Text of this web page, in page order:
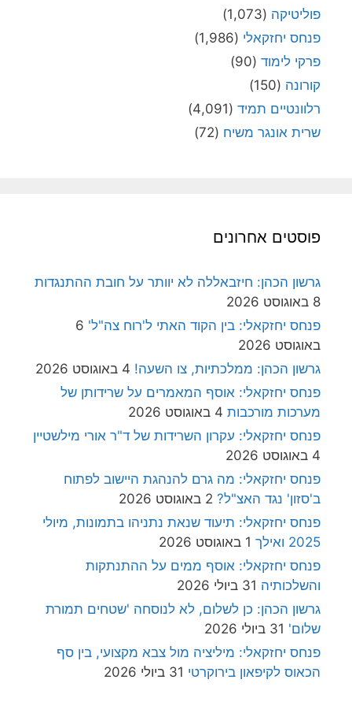
פוליטיקה (1,073)
פנחס יחזקאלי (1,986)
פרקי לימוד (90)
קורונה (150)
רלוונטיים תמיד (4,091)
שרית אונגר משיח (72)
פוסטים אחרונים
גרשון הכהן: חיזבאללה לא יוותר על חובת ההתנגדות
8 באוגוסט 2026
פנחס יחזקאלי: בין הקוד האתי ל'רוח צה"ל' 6
באוגוסט 2026
גרשון הכהן: ממלכתיות, צו השעה! 4 באוגוסט 2026
פנחס יחזקאלי: אוסף המאמרים על שרידותן של
מערכות מורכבות 4 באוגוסט 2026
פנחס יחזקאלי: עקרון השרידות של ד"ר אורי מילשטיין
4 באוגוסט 2026
פנחס יחזקאלי: מה גרם להנהגת היישוב לפתוח
ב'סזון' נגד האצ"ל? 2 באוגוסט 2026
פנחס יחזקאלי: תיעוד שנאת נתניהו בתמונות, מיולי
2025 ואילך
1 באוגוסט 2026
פנחס יחזקאלי: אוסף ממים על ההתנתקות
והשלכותיה 31 ביולי 2026
גרשון הכהן: כן לשלום, לא לנוסחה 'שטחים תמורת
שלום' 31 ביולי 2026
פנחס יחזקאלי: מיליציה מול צבא מקצועי, בין סף
הכאוס לקיפאון בירוקרטי 31 ביולי 2026